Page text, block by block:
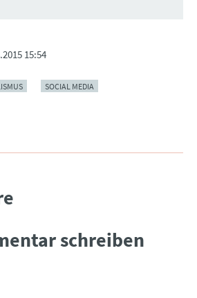
15:54
SOCIAL MEDIA
schreiben